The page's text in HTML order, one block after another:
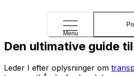
Menu
Den ultimative guide
Leder I efter oplysninger om